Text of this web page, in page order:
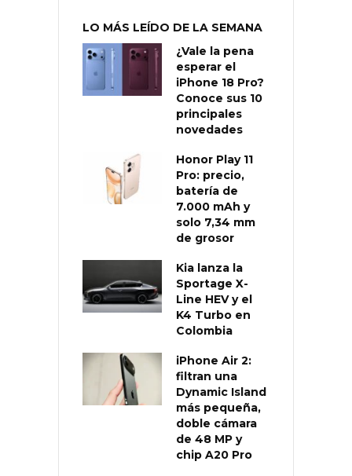
LO MÁS LEÍDO DE LA SEMANA
¿Vale la pena
esperar el
iPhone 18 Pro?
Conoce sus 10
principales
novedades
Honor Play 11
Pro: precio,
batería de
7.000 mAh y
solo 7,34 mm
de grosor
Kia lanza la
Sportage X-
Line HEV y el
K4 Turbo en
Colombia
iPhone Air 2:
filtran una
Dynamic Island
más pequeña,
doble cámara
de 48 MP y
chip A20 Pro